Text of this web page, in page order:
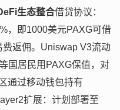
生态整合借贷协议：
，即1000美元PAXG可借
返佣。Uniswap V3流动
国居民用PAXG保值，对
通过移动钱包持有
扩展：计划部署至